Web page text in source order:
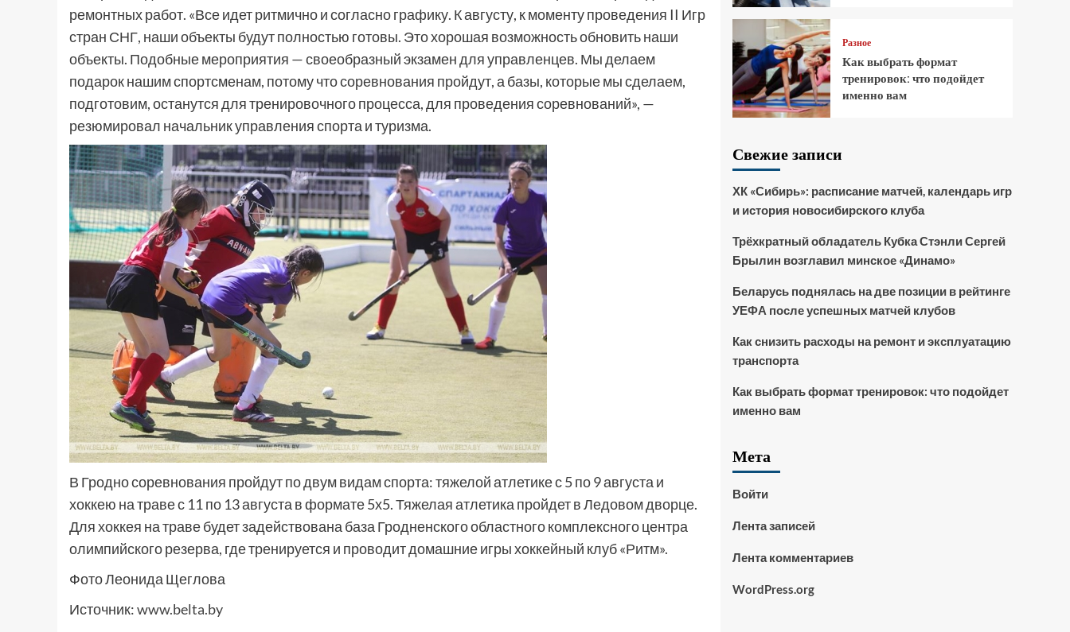
ремонтных работ. «Все идет ритмично и согласно графику. К августу, к моменту проведения II Игр
стран СНГ, наши объекты будут полностью готовы. Это хорошая возможность обновить наши
объекты. Подобные мероприятия — своеобразный экзамен для управленцев. Мы делаем
подарок нашим спортсменам, потому что соревнования пройдут, а базы, которые мы сделаем,
подготовим, останутся для тренировочного процесса, для проведения соревнований», —
резюмировал начальник управления спорта и туризма.
В Гродно соревнования пройдут по двум видам спорта: тяжелой атлетике с 5 по 9 августа и
хоккею на траве с 11 по 13 августа в формате 5х5. Тяжелая атлетика пройдет в Ледовом дворце.
Для хоккея на траве будет задействована база Гродненского областного комплексного центра
олимпийского резерва, где тренируется и проводит домашние игры хоккейный клуб «Ритм».
Фото Леонида Щеглова
Источник:www.belta.by
Разное
Как выбрать формат
тренировок: что подойдет
именно вам
Свежие записи
ХК «Сибирь»: расписание матчей, календарь игр
и история новосибирского клуба
Трёхкратный обладатель Кубка Стэнли Сергей
Брылин возглавил минское «Динамо»
Беларусь поднялась на две позиции в рейтинге
УЕФА после успешных матчей клубов
Как снизить расходы на ремонт и эксплуатацию
транспорта
Как выбрать формат тренировок: что подойдет
именно вам
Мета
Войти
Лента записей
Лента комментариев
WordPress.org